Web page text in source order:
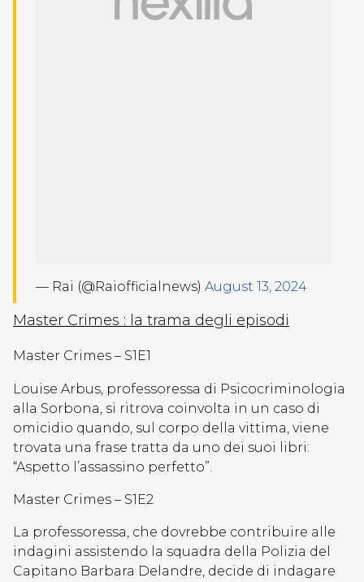
— Rai (@Raiofficialnews) August 13, 2024
Master Crimes : la trama degli episodi
Master Crimes – S1E1
Louise Arbus, professoressa di Psicocriminologia
alla Sorbona, si ritrova coinvolta in un caso di
omicidio quando, sul corpo della vittima, viene
trovata una frase tratta da uno dei suoi libri:
“Aspetto l’assassino perfetto”.
Master Crimes – S1E2
La professoressa, che dovrebbe contribuire alle
indagini assistendo la squadra della Polizia del
Capitano Barbara Delandre, decide di indagare